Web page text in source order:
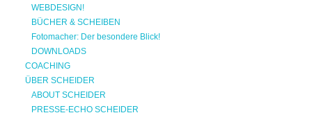
WEBDESIGN!
BÜCHER & SCHEIBEN
Fotomacher: Der besondere Blick!
DOWNLOADS
COACHING
ÜBER SCHEIDER
ABOUT SCHEIDER
PRESSE-ECHO SCHEIDER